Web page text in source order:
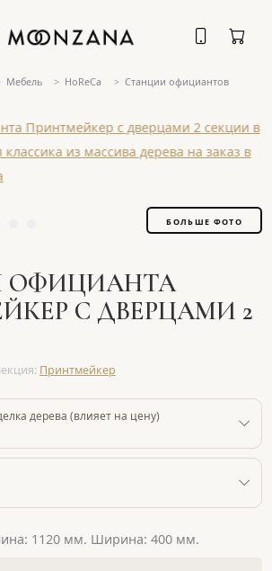
Мебель HoReCa Станции официантов
БОЛЬШЕ ФОТО
ОФИЦИАНТА
С ДВЕРЦАМИ 2
Принтмейкер
дерева (влияет на цену)
1120 мм. Ширина: 400 мм.